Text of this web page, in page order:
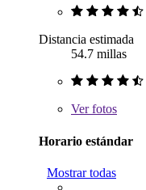
Distancia estimada
54.7 millas
Verfotos
Horario estándar
Mostrar todas